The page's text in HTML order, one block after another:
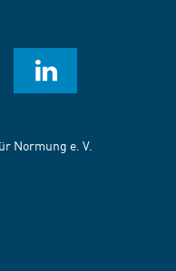
Normung e. V.